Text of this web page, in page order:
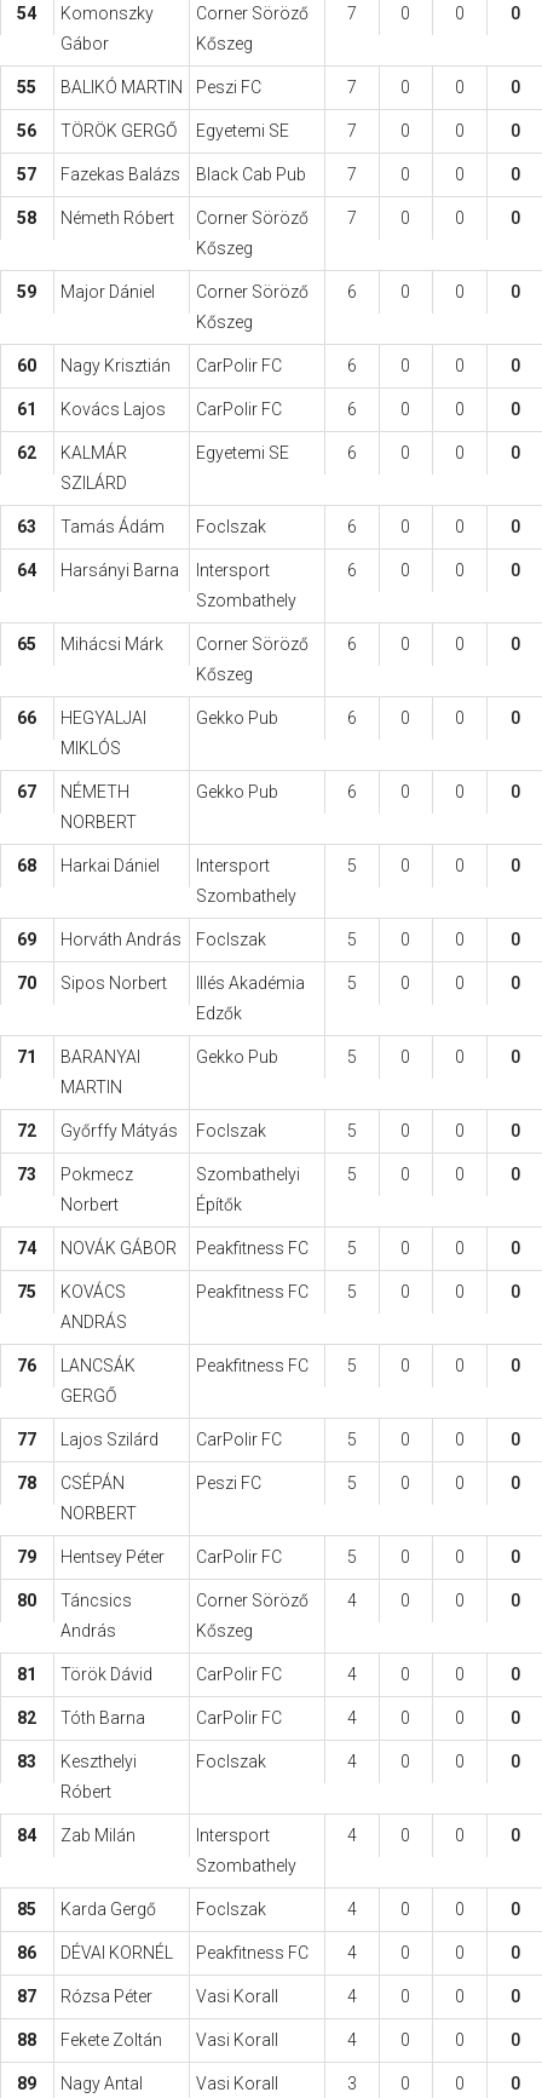
54
Komonszky
Gábor
Corner Söröző
Kőszeg
7 0 0 0
55 BALIKÓ MARTIN Peszi FC 7 0 0 0
56 TÖRÖK GERGŐ Egyetemi SE 7 0 0 0
57 Fazekas Balázs Black Cab Pub 7 0 0 0
58 Németh Róbert
Corner Söröző
Kőszeg
7 0 0 0
59 Major Dániel
Corner Söröző
Kőszeg
6 0 0 0
60 Nagy Krisztián CarPolir FC 6 0 0 0
61 Kovács Lajos CarPolir FC 6 0 0 0
62
KALMÁR
SZILÁRD
Egyetemi SE 6 0 0 0
63 Tamás Ádám FocIszak 6 0 0 0
64 Harsányi Barna
Intersport
Szombathely
6 0 0 0
65 Mihácsi Márk
Corner Söröző
Kőszeg
6 0 0 0
66
HEGYALJAI
MIKLÓS
Gekko Pub 6 0 0 0
67
NÉMETH
NORBERT
Gekko Pub 6 0 0 0
68 Harkai Dániel
Intersport
Szombathely
5 0 0 0
69 Horváth András FocIszak 5 0 0 0
70 Sipos Norbert
Illés Akadémia
Edzők
5 0 0 0
71
BARANYAI
MARTIN
Gekko Pub 5 0 0 0
72 Győrffy Mátyás FocIszak 5 0 0 0
73
Pokmecz
Norbert
Szombathelyi
Építők
5 0 0 0
74 NOVÁK GÁBOR Peakfitness FC 5 0 0 0
75
KOVÁCS
ANDRÁS
Peakfitness FC 5 0 0 0
76
LANCSÁK
GERGŐ
Peakfitness FC 5 0 0 0
77 Lajos Szilárd CarPolir FC 5 0 0 0
78
CSÉPÁN
NORBERT
Peszi FC 5 0 0 0
79 Hentsey Péter CarPolir FC 5 0 0 0
80
Táncsics
András
Corner Söröző
Kőszeg
4 0 0 0
81 Török Dávid CarPolir FC 4 0 0 0
82 Tóth Barna CarPolir FC 4 0 0 0
83
Keszthelyi
Róbert
FocIszak 4 0 0 0
84 Zab Milán
Intersport
Szombathely
4 0 0 0
85 Karda Gergő FocIszak 4 0 0 0
86 DÉVAI KORNÉL Peakfitness FC 4 0 0 0
87 Rózsa Péter Vasi Korall 4 0 0 0
88 Fekete Zoltán Vasi Korall 4 0 0 0
89 Nagy Antal Vasi Korall 3 0 0 0